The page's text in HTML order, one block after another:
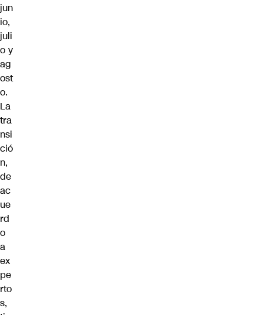
jun
io,
juli
o y
ag
ost
o.
La
tra
nsi
ció
n,
de
ac
ue
rd
o
a
ex
pe
rto
s,